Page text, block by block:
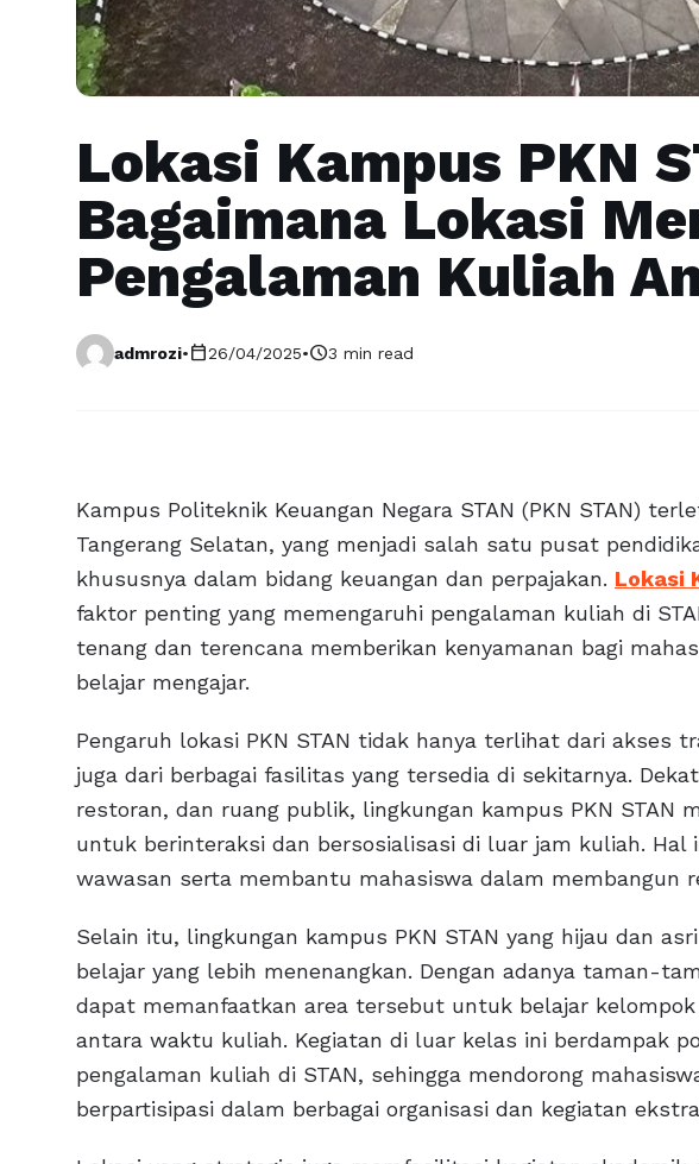
Lokasi Kampus PKN
Bagaimana Lokasi
Pengalaman Kuliah
admrozi•calendar_today26/04/2025•schedule3 min read
Kampus Politeknik Keuangan Negara STAN (PKN STAN)
Tangerang Selatan, yang menjadi salah satu pusat
khususnya dalam bidang keuangan dan perpajakan. Lokasi
faktor penting yang memengaruhi pengalaman kuliah di
tenang dan terencana memberikan kenyamanan bagi
belajar mengajar.
Pengaruh lokasi PKN STAN tidak hanya terlihat dari akses
juga dari berbagai fasilitas yang tersedia di sekitarnya.
restoran, dan ruang publik, lingkungan kampus PKN STAN
untuk berinteraksi dan bersosialisasi di luar jam kuliah. Hal
wawasan serta membantu mahasiswa dalam membangun
Selain itu, lingkungan kampus PKN STAN yang hijau dan
belajar yang lebih menenangkan. Dengan adanya taman-
dapat memanfaatkan area tersebut untuk belajar
antara waktu kuliah. Kegiatan di luar kelas ini berdampak
pengalaman kuliah di STAN, sehingga mendorong
berpartisipasi dalam berbagai organisasi dan kegiatan